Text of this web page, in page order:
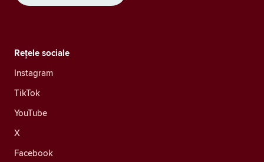
Rețele sociale
Instagram
TikTok
YouTube
X
Facebook